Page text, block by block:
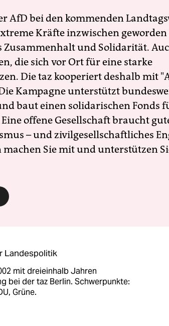
AfD bei den kommenden
Kräfte inzwischen geworden
Zusammenhalt und Solidarität.
die sich vor Ort für eine starke
Die taz kooperiert deshalb mit
Kampagne unterstützt
baut einen solidarischen Fonds
offene Gesellschaft braucht
– und zivilgesellschaftliches
machen Sie mit und unterstützen
Landespolitik
mit dreieinhalb Jahren
bei der taz Berlin. Schwerpunkte:
Grüne.